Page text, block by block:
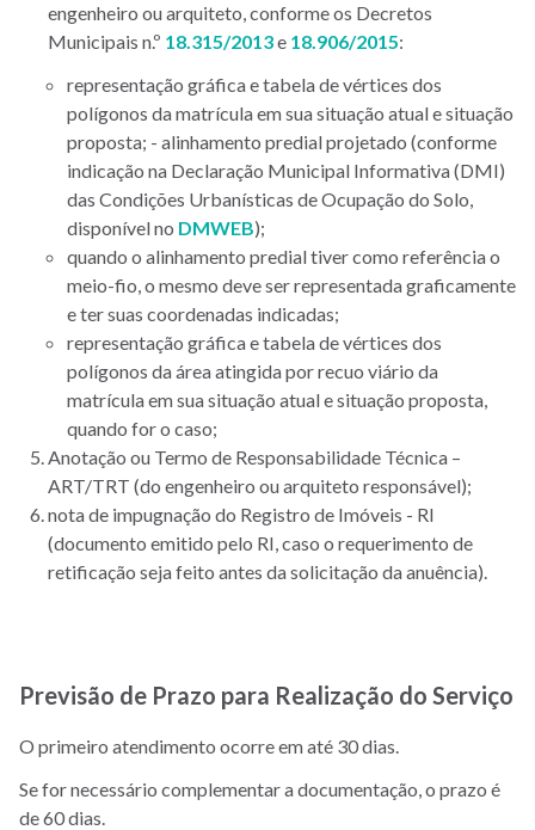
engenheiro ou arquiteto, conforme os Decretos
Municipais n.º 18.315/2013e 18.906/2015:
representação gráfica e tabela de vértices dos
polígonos da matrícula em sua situação atual e situação
proposta; - alinhamento predial projetado (conforme
indicação na Declaração Municipal Informativa (DMI)
das Condições Urbanísticas de Ocupação do Solo,
disponível no DMWEB);
quando o alinhamento predial tiver como referência o
meio-fio, o mesmo deve ser representada graficamente
e ter suas coordenadas indicadas;
representação gráfica e tabela de vértices dos
polígonos da área atingida por recuo viário da
matrícula em sua situação atual e situação proposta,
quando for o caso;
Anotação ou Termo de Responsabilidade Técnica –
ART/TRT (do engenheiro ou arquiteto responsável);
nota de impugnação do Registro de Imóveis - RI
(documento emitido pelo RI, caso o requerimento de
retificação seja feito antes da solicitação da anuência).
Previsão de Prazo para Realização do Serviço
O primeiro atendimento ocorre em até 30 dias.
Se for necessário complementar a documentação, o prazo é
de 60 dias.